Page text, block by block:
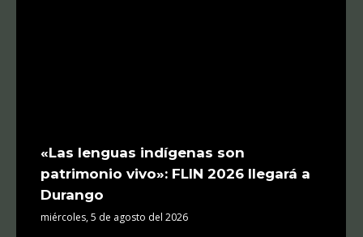
«Las lenguas indígenas son
patrimonio vivo»: FLIN 2026 llegará a
Durango
miércoles, 5 de agosto del 2026